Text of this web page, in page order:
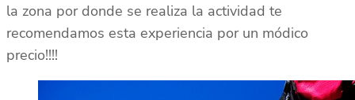
la zona por donde se realiza la actividad te
recomendamos esta experiencia por un módico
precio!!!!